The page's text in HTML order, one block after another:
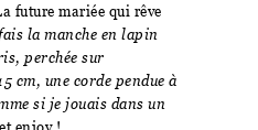
future mariée qui rêve
la manche en lapin
perchée sur
cm, une corde pendue à
si je jouais dans un
enjoy !